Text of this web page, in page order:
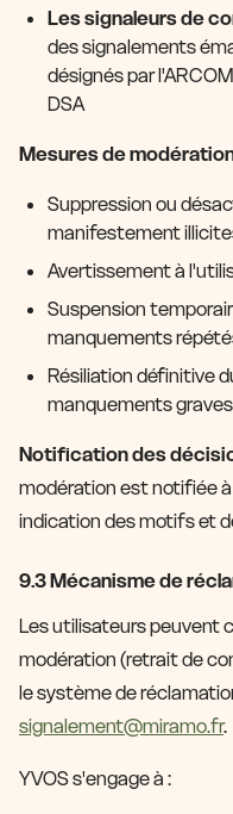
Les signaleurs de
des signalements
désignés par
DSA
Mesures de
Suppression ou
manifestement
Avertissement à
Suspension
manquements
Résiliation définitive
manquements graves
Notification des
modération est notifiée
indication des motifs et
9.3 Mécanisme de
Les utilisateurs peuvent
modération (retrait de
le système de
signalement@miramo.fr.
YVOS s'engage à :